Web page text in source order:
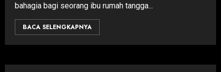
bahagia bagi seorang ibu rumah tangga...
BACA SELENGKAPNYA